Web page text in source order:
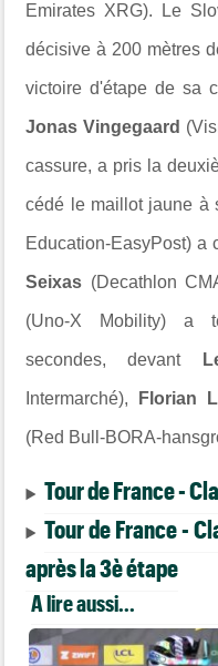
Emirates XRG). Le
décisive à 200 mètres
victoire d'étape de sa
Jonas Vingegaard
cassure, a pris la
cédé le maillot jaune à
Education-EasyPost) a
Seixas (Decathlon
(Uno-X Mobility) a
secondes, devant
Intermarché), Florian
(Red Bull-BORA-
Tour de France -
Tour de France -
après la 3è étape
A lire aussi...